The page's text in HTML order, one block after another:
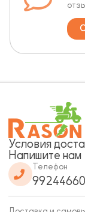
Условия
Напишите нам
Телефон